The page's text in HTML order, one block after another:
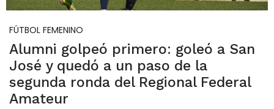
FÚTBOL FEMENINO
Alumni golpeó primero: goleó a San
José y quedó a un paso de la
segunda ronda del Regional Federal
Amateur